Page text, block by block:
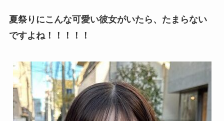
夏祭りにこんな可愛い彼女がいたら、たまらない
ですよね！！！！！